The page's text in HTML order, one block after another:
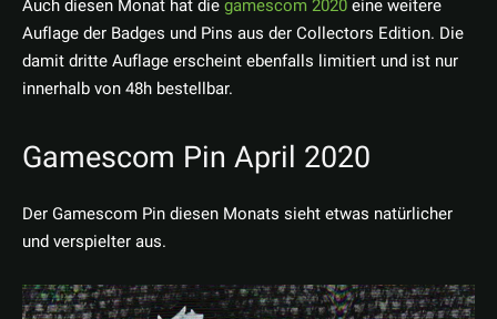
Auch diesen Monat hat diegamescom 2020eine weitere
Auflage der Badges und Pins aus der Collectors Edition. Die
damit dritte Auflage erscheint ebenfalls limitiert und ist nur
innerhalb von 48h bestellbar.
Gamescom Pin April 2020
Der Gamescom Pin diesen Monats sieht etwas natürlicher
und verspielter aus.